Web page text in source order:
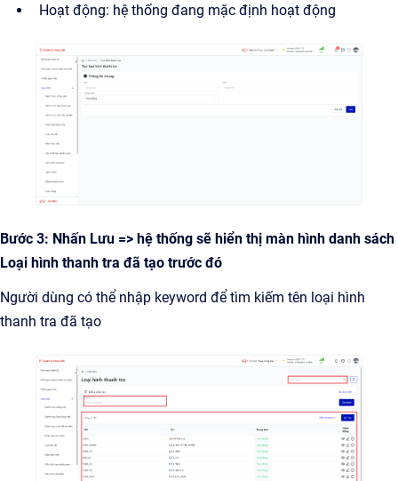
Hoạt động: hệ thống đang mặc định hoạt động
Bước 3: Nhấn Lưu => hệ thống sẽ hiển thị màn hình danh sách
Loại hình thanh tra đã tạo trước đó
Người dùng có thể nhập keyword để tìm kiếm tên loại hình
thanh tra đã tạo